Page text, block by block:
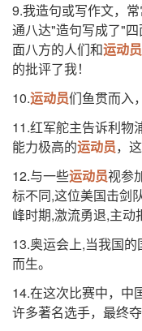
9.我造句或写作文，
通八达"造句写成了"
面八方的人们和运动员
的批评了我！
10.运动员们鱼贯而入
11.红军舵主告诉利物
能力极高的运动员，
12.与一些运动员视参
标不同,这位美国击剑
峰时期,激流勇退,主动
13.奥运会上,当我国
而生。
14.在这次比赛中，中
许多著名选手，最终夺